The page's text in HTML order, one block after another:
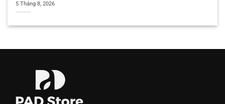
5 Tháng 8, 2026